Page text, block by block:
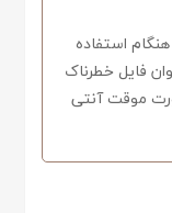
استفاده
فایل خطرناک
موقت آنتی